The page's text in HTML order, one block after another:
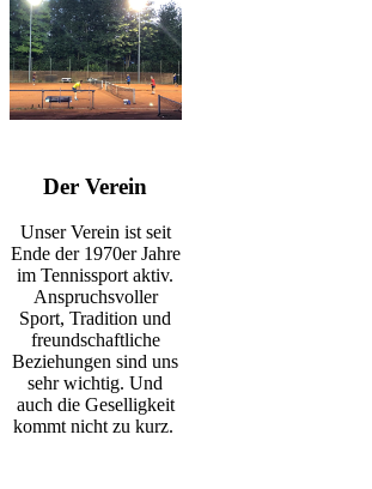
Der Verein
Unser Verein ist seit
Ende der 1970er Jahre
im Tennissport aktiv.
Anspruchsvoller
Sport, Tradition und
freundschaftliche
Beziehungen sind uns
sehr wichtig. Und
auch die Geselligkeit
kommt nicht zu kurz.